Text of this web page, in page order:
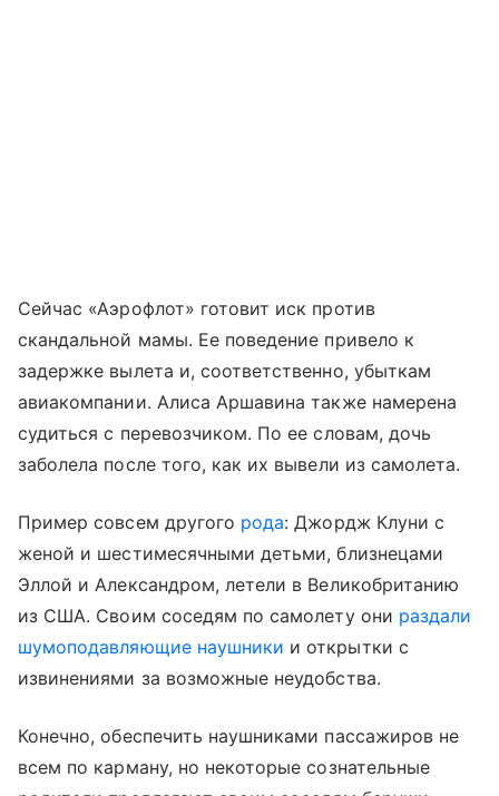
Сейчас «Аэрофлот» готовит иск против
скандальной мамы. Ее поведение привело к
задержке вылета и, соответственно, убыткам
авиакомпании. Алиса Аршавина также намерена
судиться с перевозчиком. По ее словам, дочь
заболела после того, как их вывели из самолета.
Пример совсем другого рода: Джордж Клуни с
женой и шестимесячными детьми, близнецами
Эллой и Александром, летели в Великобританию
из США. Своим соседям по самолету они раздали
шумоподавляющие наушники и открытки с
извинениями за возможные неудобства.
Конечно, обеспечить наушниками пассажиров не
всем по карману, но некоторые сознательные